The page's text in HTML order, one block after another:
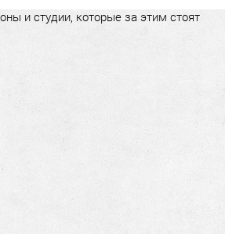
и студии, которые за этим стоят